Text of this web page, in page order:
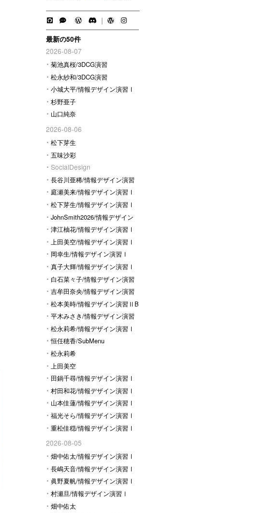
｜
最新の50件
2026-08-07
菊池真桜/3DCG演習
松永紗和/3DCG演習
小城大平/情報デザイン演習Ⅰ
杉野亜子
山口純奈
2026-08-06
松下芽生
五味沙彩
SocialDesign
長谷川亜稀/情報デザイン演習
Ⅰ 庭瀬美来/情報デザイン演習Ⅰ
松下芽生/情報デザイン演習Ⅰ
JohnSmith2026/情報デザイン
演習I
津江柚花/情報デザイン演習Ⅰ
上田美空/情報デザイン演習Ⅰ
岡幸生/情報デザイン演習Ⅰ
真子大輝/情報デザイン演習Ⅰ
白石菜々子/情報デザイン演習
Ⅰ 吉牟田奈央/情報デザイン演習
Ⅰ 松本美時/情報デザイン演習ⅡB
平木みさき/情報デザイン演習
Ⅰ 松永莉希/情報デザイン演習Ⅰ
恒任穂香/SubMenu
松永莉希
上田美空
田鍋千尋/情報デザイン演習Ⅰ
村田和花/情報デザイン演習Ⅰ
山本佳蓮/情報デザイン演習Ⅰ
福光そら/情報デザイン演習Ⅰ
重松佳穏/情報デザイン演習Ⅰ
2026-08-05
畑中佑太/情報デザイン演習Ⅰ
長嶋天音/情報デザイン演習Ⅰ
眞野夏帆/情報デザイン演習Ⅰ
村瀬旦/情報デザイン演習Ⅰ
畑中佑太